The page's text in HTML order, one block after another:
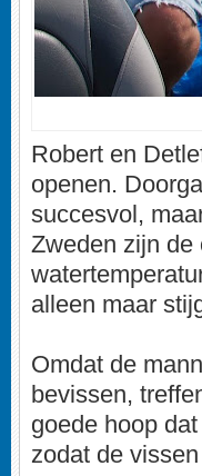
Robert en
openen.
succesvol,
Zweden zijn de
alleen maar
Omdat de
bevissen,
goede hoop
zodat de